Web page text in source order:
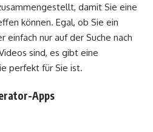
damit Sie eine
können. Egal, ob Sie ein
einfach nur auf der Suche nach
sind, es gibt eine
perfekt für Sie ist.
Apps